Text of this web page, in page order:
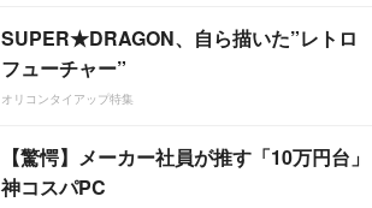
SUPER★DRAGON、自ら描いた”レトロ
フューチャー”
オリコンタイアップ特集
【驚愕】メーカー社員が推す「10万円台」
神コスパPC